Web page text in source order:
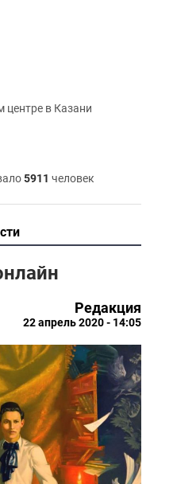
в Казани
5911 человек
Редакция
22 апрель 2020 - 14:05